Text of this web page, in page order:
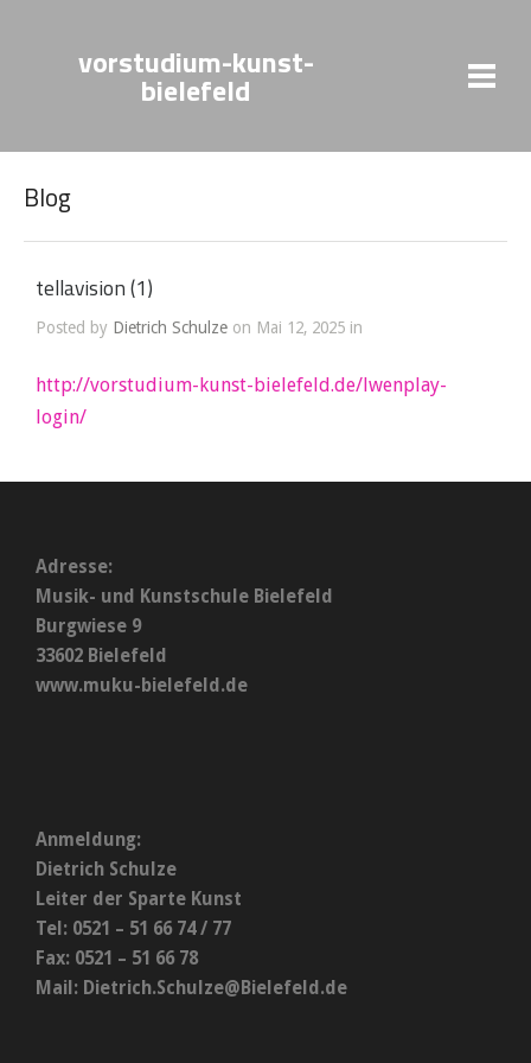
vorstudium-kunst-
bielefeld
Blog
tellavision (1)
Posted by Dietrich Schulze on Mai 12, 2025 in
http://vorstudium-kunst-bielefeld.de/lwenplay-
login/
Adresse:
Musik- und Kunstschule Bielefeld
Burgwiese 9
33602 Bielefeld
www.muku-bielefeld.de
Anmeldung:
Dietrich Schulze
Leiter der Sparte Kunst
Tel: 0521 – 51 66 74 / 77
Fax: 0521 – 51 66 78
Mail: Dietrich.Schulze@Bielefeld.de